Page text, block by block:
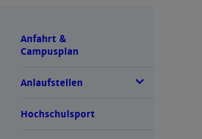
Anfahrt &
Campusplan
Anlaufstellen
Hochschulsport